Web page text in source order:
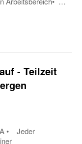
du mitbringst
- Teilzeit
• Jeder